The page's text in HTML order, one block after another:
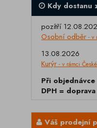
Kdy dostanu
pozítří
Osobní odběr - v
13.08.2026
Kurýr - v rámci
Při
DPH =
Váš prodejní